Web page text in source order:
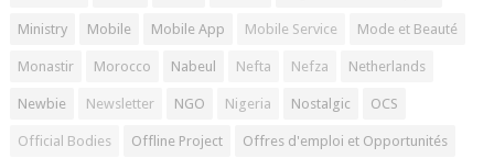
Ministry Mobile Mobile App Mobile Service Mode et Beauté
Monastir Morocco Nabeul Nefta Nefza Netherlands
Newbie Newsletter NGO Nigeria Nostalgic OCS
Official Bodies Offline Project Offres d'emploi et Opportunités